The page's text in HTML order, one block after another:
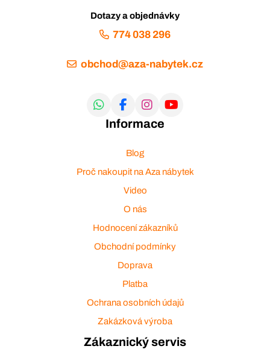
Dotazy a objednávky
774 038 296
obchod@aza-nabytek.cz
Informace
Blog
Proč nakoupit na Aza nábytek
Video
O nás
Hodnocení zákazníků
Obchodní podmínky
Doprava
Platba
Ochrana osobních údajů
Zakázková výroba
Zákaznický servis